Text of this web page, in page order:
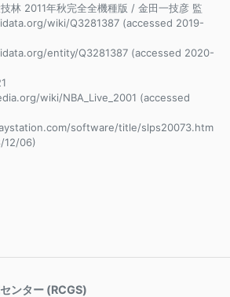
林 2011年秋完全全機種版 / 金田一技彦 監
wiki/Q3281387 (accessed 2019-
entity/Q3281387 (accessed 2020-
wiki/NBA_Live_2001 (accessed
software/title/slps20073.htm
12/06)
ンター (RCGS)